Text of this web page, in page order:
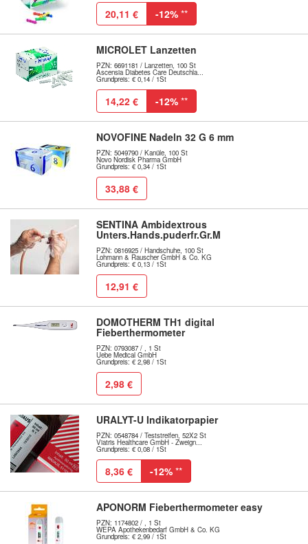
20,11 € -12% **
MICROLET Lanzetten
PZN: 6691181 / Lanzetten, 100 St
Ascensia Diabetes Care Deutschla...
Grundpreis: € 0,14 / 1St
14,22 € -12% **
NOVOFINE Nadeln 32 G 6 mm
PZN: 5049790 / Kanüle, 100 St
Novo Nordisk Pharma GmbH
Grundpreis: € 0,34 / 1St
33,88 €
SENTINA Ambidextrous
Unters.Hands.puderfr.Gr.M
PZN: 0816925 / Handschuhe, 100 St
Lohmann & Rauscher GmbH & Co. KG
Grundpreis: € 0,13 / 1St
12,91 €
DOMOTHERM TH1 digital
Fieberthermometer
PZN: 0793087 / , 1 St
Uebe Medical GmbH
Grundpreis: € 2,98 / 1St
2,98 €
URALYT-U Indikatorpapier
PZN: 0548784 / Teststreifen, 52X2 St
Viatris Healthcare GmbH - Zweign...
Grundpreis: € 0,08 / 1St
8,36 € -12% **
APONORM Fieberthermometer easy
PZN: 1174802 / , 1 St
WEPA Apothekenbedarf GmbH & Co. KG
Grundpreis: € 2,99 / 1St